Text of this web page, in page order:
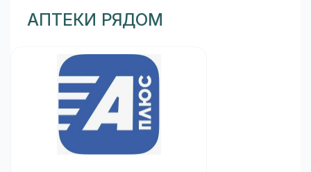
АПТЕКИ РЯДОМ